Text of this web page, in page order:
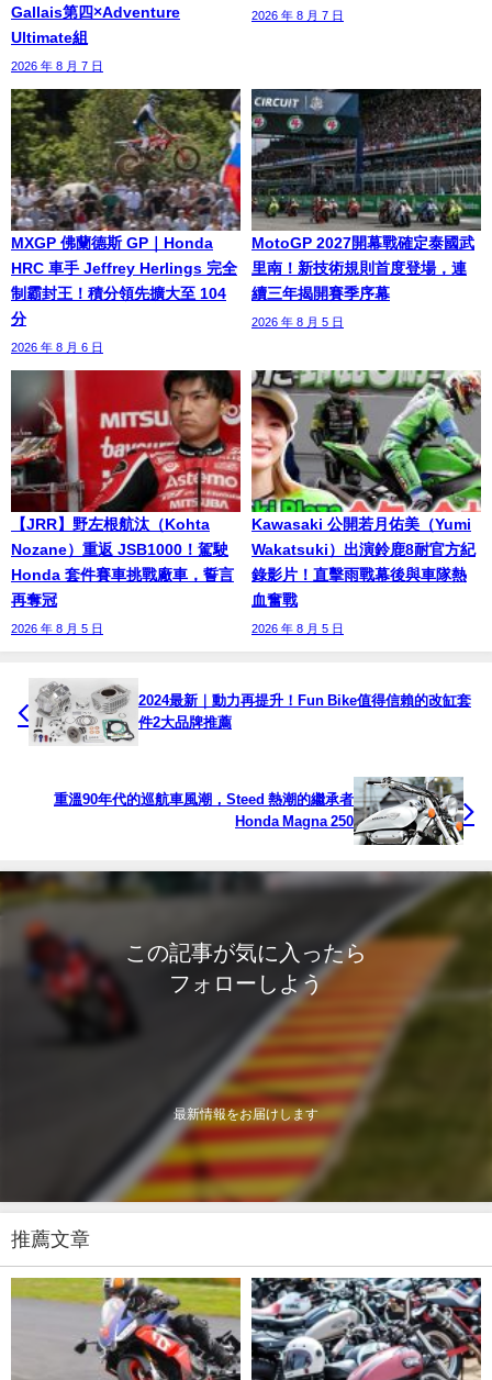
Gallais第四×Adventure
Ultimate組
2026 年 8 月 7 日
2026 年 8 月 7 日
MXGP 佛蘭德斯 GP｜Honda
HRC 車手 Jeffrey Herlings 完全
制霸封王！積分領先擴大至 104
分
2026 年 8 月 6 日
MotoGP 2027開幕戰確定泰國武
里南！新技術規則首度登場，連
續三年揭開賽季序幕
2026 年 8 月 5 日
【JRR】野左根航汰（Kohta
Nozane）重返 JSB1000！駕駛
Honda 套件賽車挑戰廠車，誓言
再奪冠
2026 年 8 月 5 日
Kawasaki 公開若月佑美（Yumi
Wakatsuki）出演鈴鹿8耐官方紀
錄影片！直擊雨戰幕後與車隊熱
血奮戰
2026 年 8 月 5 日
2024最新｜動力再提升！Fun Bike值得信賴的改缸套
件2大品牌推薦
重溫90年代的巡航車風潮，Steed 熱潮的繼承者
Honda Magna 250
この記事が気に入ったら
フォローしよう
最新情報をお届けします
推薦文章